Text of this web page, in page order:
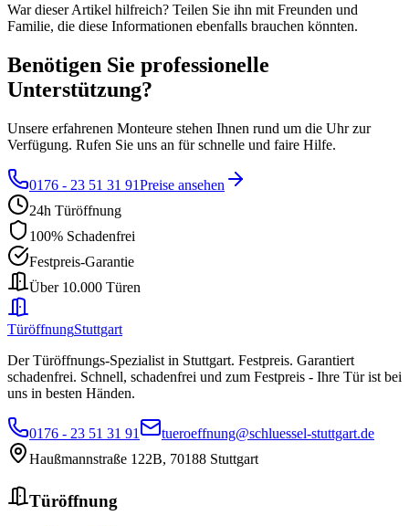
War dieser Artikel hilfreich? Teilen Sie ihn mit Freunden und
Familie, die diese Informationen ebenfalls brauchen könnten.
Benötigen Sie professionelle
Unterstützung?
Unsere erfahrenen Monteure stehen Ihnen rund um die Uhr zur
Verfügung. Rufen Sie uns an für schnelle und faire Hilfe.
0176 - 23 51 31 91Preise ansehen
24h Türöffnung
100% Schadenfrei
Festpreis-Garantie
Über 10.000 Türen
TüröffnungStuttgart
Der Türöffnungs-Spezialist in Stuttgart. Festpreis. Garantiert
schadenfrei. Schnell, schadenfrei und zum Festpreis - Ihre Tür ist bei
uns in besten Händen.
0176 - 23 51 31 91
tueroeffnung@schluessel-stuttgart.de
Haußmannstraße 122B, 70188 Stuttgart
Türöffnung